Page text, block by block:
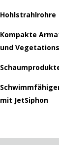
Hohlstrahlrohre
Kompakte
und
mit JetSiphon